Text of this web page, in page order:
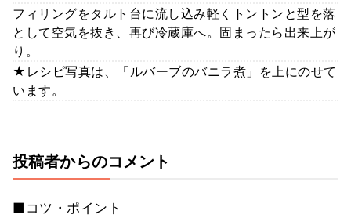
フィリングをタルト台に流し込み軽くトントンと型を落
として空気を抜き、再び冷蔵庫へ。固まったら出来上が
り。
★レシピ写真は、「ルバーブのバニラ煮」を上にのせて
います。
投稿者からのコメント
■コツ・ポイント